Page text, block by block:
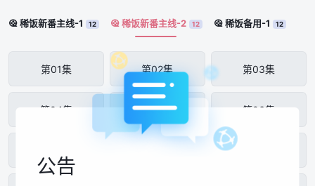
 稀饭新番主线-1 12  稀饭新番主线-2 12  稀饭备用-1 12
第01集 第02集 第03集
第04集 第05集 第06集
公告